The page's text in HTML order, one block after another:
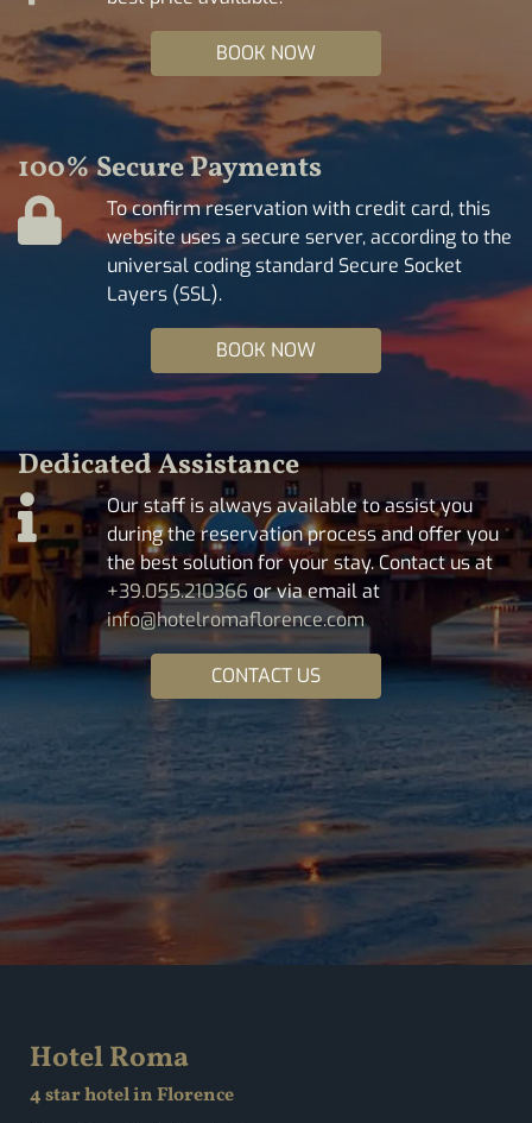
BOOK NOW
100% Secure Payments
To confirm reservation with credit card, this
website uses a secure server, according to the
universal coding standard Secure Socket
Layers (SSL).
BOOK NOW
Dedicated Assistance
Our staff is always available to assist you
during the reservation process and offer you
the best solution for your stay. Contact us at
+39.055.210366 or via email at
info@hotelromaflorence.com
CONTACT US
Hotel Roma
4 star hotel in Florence